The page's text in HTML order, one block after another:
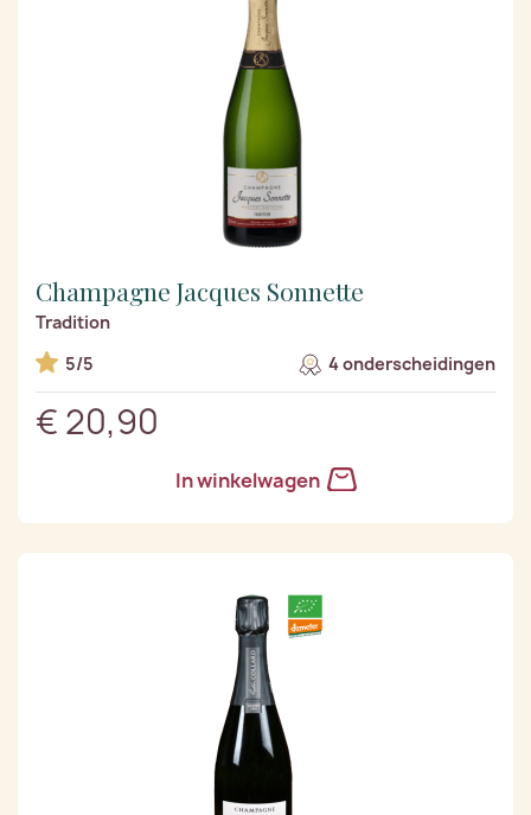
Champagne Jacques Sonnette
Tradition
5/5
4 onderscheidingen
€ 20,90
In winkelwagen